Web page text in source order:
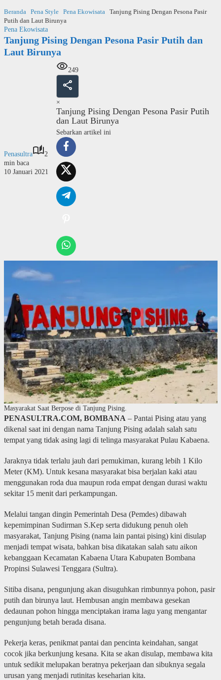
ke
konten
Beranda Pena Style Pena Ekowisata
Tanjung Pising Dengan Pesona Pasir
Putih dan Laut Birunya
Pena Ekowisata
Tanjung Pising Dengan Pesona Pasir Putih dan
Laut Birunya
Penasultra
2
min baca
10 Januari 2021
249
×
Tanjung Pising Dengan Pesona Pasir Putih
dan Laut Birunya
Sebarkan artikel ini
Masyarakat Saat Berpose di Tanjung Pising.
PENASULTRA.COM, BOMBANA – Pantai Pising atau yang
dikenal saat ini dengan nama Tanjung Pising adalah salah satu
tempat yang tidak asing lagi di telinga masyarakat Pulau Kabaena.
Jaraknya tidak terlalu jauh dari pemukiman, kurang lebih 1 Kilo
Meter (KM). Untuk kesana masyarakat bisa berjalan kaki atau
menggunakan roda dua maupun roda empat dengan durasi waktu
sekitar 15 menit dari perkampungan.
Melalui tangan dingin Pemerintah Desa (Pemdes) dibawah
kepemimpinan Sudirman S.Kep serta didukung penuh oleh
masyarakat, Tanjung Pising (nama lain pantai pising) kini disulap
menjadi tempat wisata, bahkan bisa dikatakan salah satu aikon
kebanggaan Kecamatan Kabaena Utara Kabupaten Bombana
Propinsi Sulawesi Tenggara (Sultra).
Sitiba disana, pengunjung akan disuguhkan rimbunnya pohon, pasir
putih dan birunya laut. Hembusan angin membawa gesekan
dedaunan pohon hingga menciptakan irama lagu yang mengantar
pengunjung betah berada disana.
Pekerja keras, penikmat pantai dan pencinta keindahan, sangat
cocok jika berkunjung kesana. Kita se akan disulap, membawa kita
untuk sedikit melupakan beratnya pekerjaan dan sibuknya segala
urusan yang menjadi rutinitas keseharian kita.